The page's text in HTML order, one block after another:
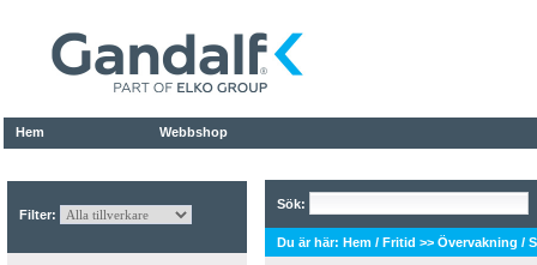
Hem Webbshop
Filter:
Sök:
Du är här: Hem / Fritid >> Övervakning /